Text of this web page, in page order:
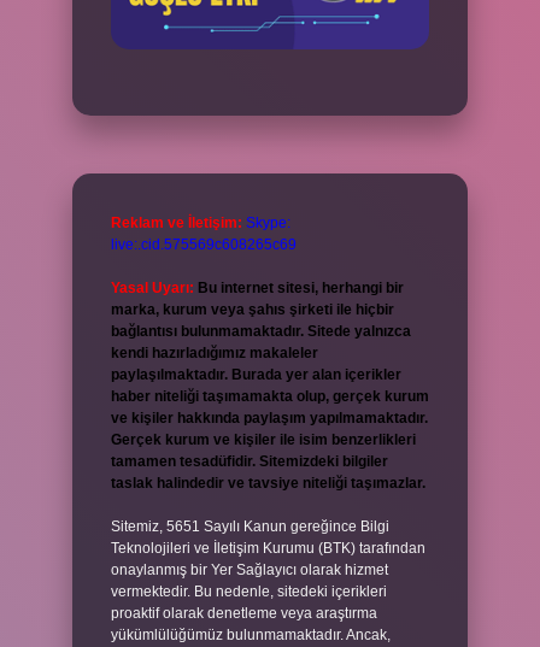
Reklam ve İletişim: Skype:
live:.cid.575569c608265c69
Yasal Uyarı: Bu internet sitesi, herhangi bir
marka, kurum veya şahıs şirketi ile hiçbir
bağlantısı bulunmamaktadır. Sitede yalnızca
kendi hazırladığımız makaleler
paylaşılmaktadır. Burada yer alan içerikler
haber niteliği taşımamakta olup, gerçek kurum
ve kişiler hakkında paylaşım yapılmamaktadır.
Gerçek kurum ve kişiler ile isim benzerlikleri
tamamen tesadüfidir. Sitemizdeki bilgiler
taslak halindedir ve tavsiye niteliği taşımazlar.
Sitemiz, 5651 Sayılı Kanun gereğince Bilgi
Teknolojileri ve İletişim Kurumu (BTK) tarafından
onaylanmış bir Yer Sağlayıcı olarak hizmet
vermektedir. Bu nedenle, sitedeki içerikleri
proaktif olarak denetleme veya araştırma
yükümlülüğümüz bulunmamaktadır. Ancak,